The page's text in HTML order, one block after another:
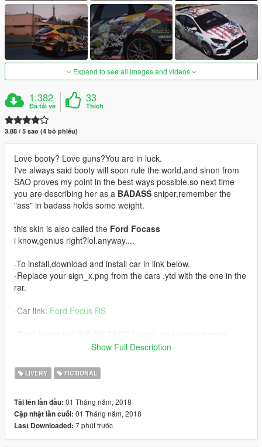
Expand to see all images and videos
1.382
Đã tải về
33
Thích
3.88 / 5 sao (4 bỏ phiếu)
Love booty? Love guns?You are in luck.
I've always said booty will soon rule the world,and sinon from
SAO proves my point in the best ways possible.so next time
you are describing her as a BADASS sniper,remember the
"ass" in badass holds some weight.
this skin is also called the Ford Focass
i know,genius right?lol.anyway....
-To install,download and install car in link below.
-Replace your sign_x.png from the cars .ytd with the one in the
rar.
-Car link: Ford Focus RS
LIKE MY PAGE
See ya :)
Show Full Description
LIVERY FICTIONAL
Tải lên lần đầu: 01 Tháng năm, 2018
Cập nhật lần cuối: 01 Tháng năm, 2018
Last Downloaded: 7 phút trước